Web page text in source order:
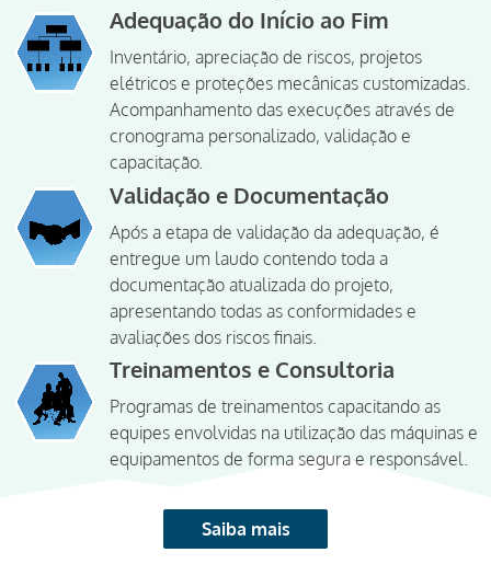
Adequação do Início ao Fim
Inventário, apreciação de riscos, projetos
elétricos e proteções mecânicas customizadas.
Acompanhamento das execuções através de
cronograma personalizado, validação e
capacitação.
Validação e Documentação
Após a etapa de validação da adequação, é
entregue um laudo contendo toda a
documentação atualizada do projeto,
apresentando todas as conformidades e
avaliações dos riscos finais.
Treinamentos e Consultoria
Programas de treinamentos capacitando as
equipes envolvidas na utilização das máquinas e
equipamentos de forma segura e responsável.
Saiba mais